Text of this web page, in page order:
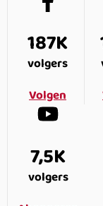
187K
volgers
Volgen
7,5K
volgers